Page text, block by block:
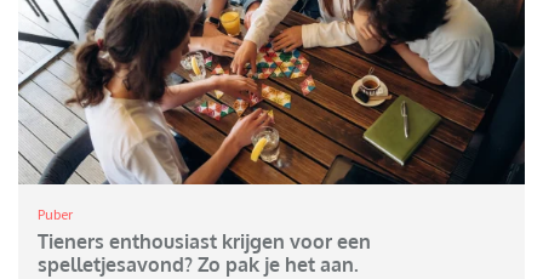
Puber
Tieners enthousiast krijgen voor een
spelletjesavond? Zo pak je het aan.